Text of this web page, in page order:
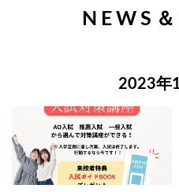
NEWS
2023年